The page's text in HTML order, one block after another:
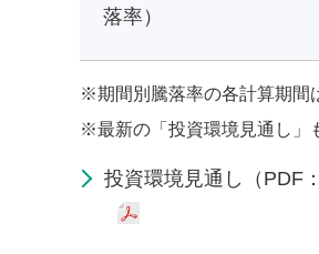
落率）
※期間別騰落率の各計算期間
※最新の「投資環境見通し」
投資環境見通し（PDF